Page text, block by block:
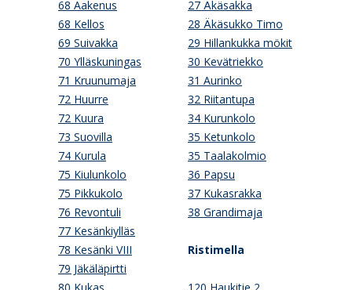
68 Aakenus
68 Kellos
69 Suivakka
70 Ylläskuningas
71 Kruunumaja
72 Huurre
72 Kuura
73 Suovilla
74 Kurula
75 Kiulunkolo
75 Pikkukolo
76 Revontuli
77 Kesänkiylläs
78 Kesänki VIII
79 Jäkäläpirtti
27 Äkäsakka
28 Äkäsukko Timo
29 Hillankukka mökit
30 Kevätriekko
31 Aurinko
32 Riitantupa
34 Kurunkolo
35 Ketunkolo
35 Taalakolmio
36 Papsu
37 Kukasrakka
38 Grandimaja
Ristimella